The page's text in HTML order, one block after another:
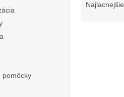
pomôcky
Najlacnejšie